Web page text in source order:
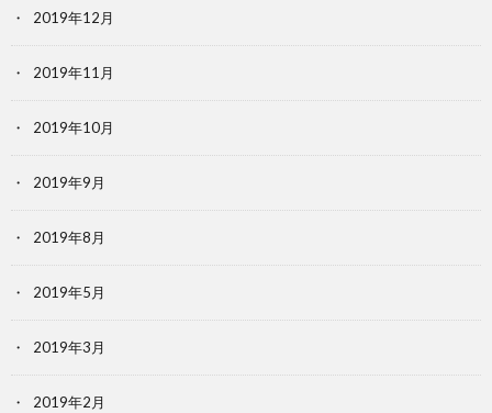
2019年12月
2019年11月
2019年10月
2019年9月
2019年8月
2019年5月
2019年3月
2019年2月